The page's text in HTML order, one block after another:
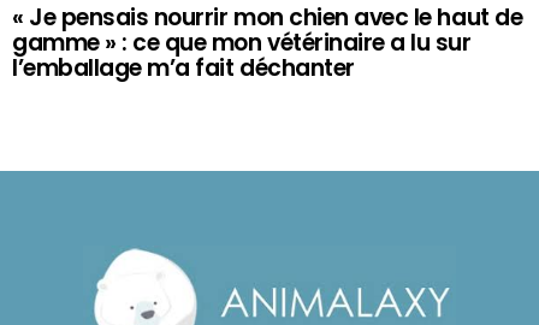
« Je pensais nourrir mon chien avec le haut de
gamme » : ce que mon vétérinaire a lu sur
l’emballage m’a fait déchanter